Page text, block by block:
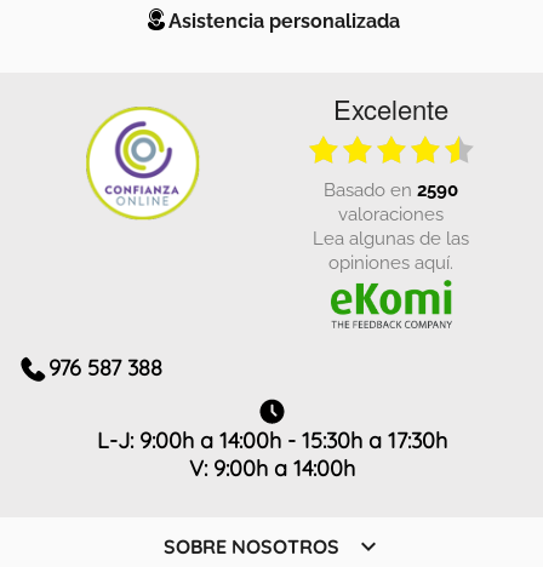
Asistencia personalizada
Excelente
basado en 2590
valoraciones
Lea algunas de las
opiniones aquí.
976 587 388
L-J: 9:00h a 14:00h - 15:30h a 17:30h
V: 9:00h a 14:00h
SOBRE NOSOTROS 